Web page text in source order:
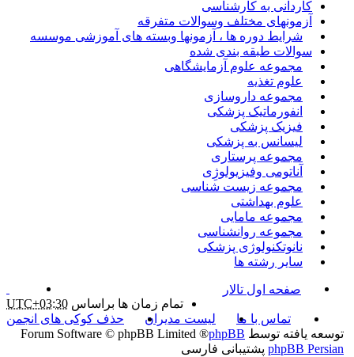
کاردانی به کارشناسی
آزمونهای مختلف وسوالات متفرقه
شرایط دوره ها ، آزمونها وبسته های آموزشی موسسه
سوالات طبقه بندی شده
مجموعه علوم آزمایشگاهی
علوم تغذیه
مجموعه داروسازی
انفورماتیک پزشکی
فیزیک پزشکی
لیسانس به پزشکی
مجموعه پرستاری
آناتومی وفیزیولوژِی
مجموعه زیست شناسی
علوم بهداشتی
مجموعه مامایی
مجموعه روانشناسی
نانوتکنولوژی پزشکی
سایر رشته ها
صفحه اول تالار
تمام زمان ها براساس UTC+03:30
حذف کوکی های انجمن
لیست مدیران
تماس با ما
توسعه یافته توسط phpBB
® Forum Software © phpBB Limited
phpBB Persian پشتیبانی فارسی